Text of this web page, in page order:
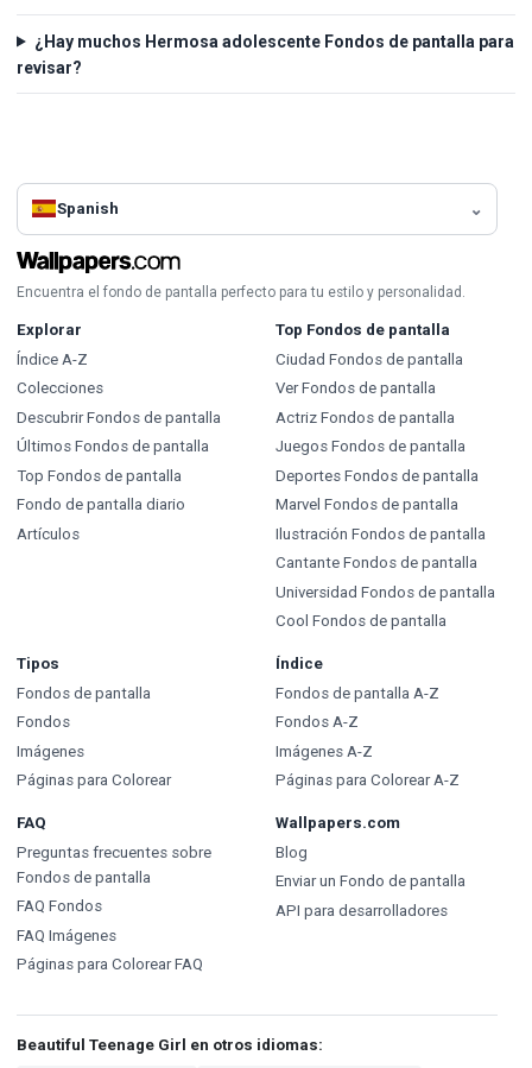
¿Hay muchos Hermosa adolescente Fondos de pantalla para
revisar?
Spanish
Encuentra el fondo de pantalla perfecto para tu estilo y personalidad.
Explorar
Índice A-Z
Colecciones
Descubrir Fondos de pantalla
Últimos Fondos de pantalla
Top Fondos de pantalla
Fondo de pantalla diario
Artículos
Top Fondos de pantalla
Ciudad Fondos de pantalla
Ver Fondos de pantalla
Actriz Fondos de pantalla
Juegos Fondos de pantalla
Deportes Fondos de pantalla
Marvel Fondos de pantalla
Ilustración Fondos de pantalla
Cantante Fondos de pantalla
Universidad Fondos de pantalla
Cool Fondos de pantalla
Tipos
Fondos de pantalla
Fondos
Imágenes
Páginas para Colorear
Índice
Fondos de pantalla A-Z
Fondos A-Z
Imágenes A-Z
Páginas para Colorear A-Z
FAQ
Preguntas frecuentes sobre
Fondos de pantalla
FAQ Fondos
FAQ Imágenes
Páginas para Colorear FAQ
Wallpapers.com
Blog
Enviar un Fondo de pantalla
API para desarrolladores
Beautiful Teenage Girl en otros idiomas: